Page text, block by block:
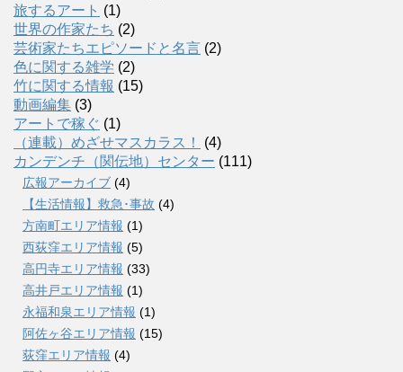
旅するアート (1)
世界の作家たち (2)
芸術家たちエピソードと名言 (2)
色に関する雑学 (2)
竹に関する情報 (15)
動画編集 (3)
アートで稼ぐ (1)
（連載）めざせマスカラス！
(4)
カンデンチ（関伝地）センター (111)
広報アーカイブ (4)
【生活情報】救急･事故 (4)
方南町エリア情報 (1)
西荻窪エリア情報 (5)
高円寺エリア情報 (33)
高井戸エリア情報 (1)
永福和泉エリア情報 (1)
阿佐ヶ谷エリア情報 (15)
荻窪エリア情報 (4)